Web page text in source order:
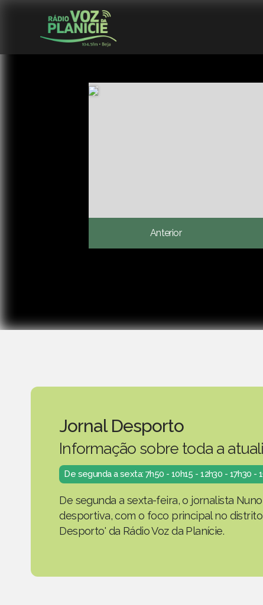
Anterior
Jornal Desporto
Informação sobre toda a
De segunda a sexta: 7h50 - 10h15 - 12h30 - 17h30 -
De segunda a sexta-feira, o jornalista
desportiva, com o foco principal no
Desporto' da Rádio Voz da Planície.